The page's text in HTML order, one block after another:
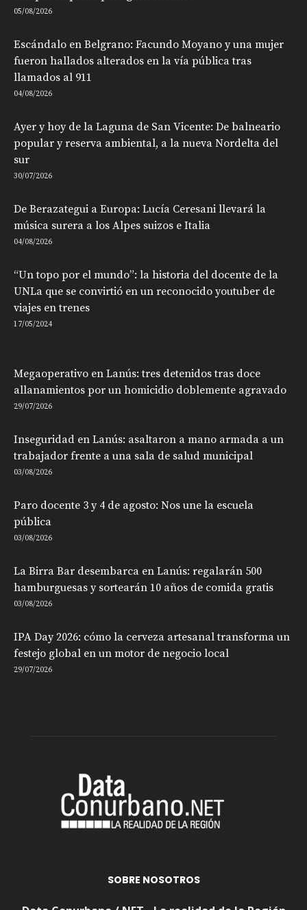
05/08/2026
Escándalo en Belgrano: Facundo Moyano y una mujer
fueron hallados alterados en la vía pública tras
llamados al 911
04/08/2026
Ayer y hoy de la Laguna de San Vicente: De balneario
popular y reserva ambiental, a la nueva Nordelta del
sur
30/07/2026
De Berazategui a Europa: Lucía Ceresani llevará la
música surera a los Alpes suizos e Italia
04/08/2026
“Un topo por el mundo”: la historia del docente de la
UNLa que se convirtió en un reconocido youtuber de
viajes en trenes
17/05/2024
Megaoperativo en Lanús: tres detenidos tras doce
allanamientos por un homicidio doblemente agravado
29/07/2026
Inseguridad en Lanús: asaltaron a mano armada a un
trabajador frente a una sala de salud municipal
03/08/2026
Paro docente 3 y 4 de agosto: Nos une la escuela
pública
03/08/2026
La Birra Bar desembarca en Lanús: regalarán 500
hamburguesas y sortearán 10 años de comida gratis
03/08/2026
IPA Day 2026: cómo la cerveza artesanal transforma un
festejo global en un motor de negocio local
29/07/2026
SOBRE NOSOTROS